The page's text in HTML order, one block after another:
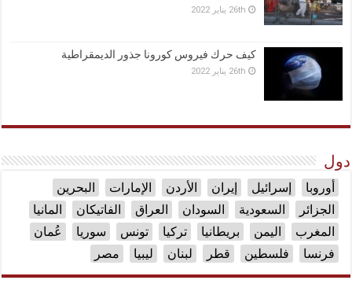
26th يناير 2022
كيف حرك فيروس كورونا جذور الديمقراطية
26th يناير 2022
دول
أوروبا إسرائيل إيران الأردن الإمارات
البحرين
الجزائر
السعودية السودان العراق الفاتيكان
المانيا
المغرب
اليمن بريطانيا تركيا تونس سوريا
عُمان
فرنسا
فلسطين قطر لبنان ليبيا مصر